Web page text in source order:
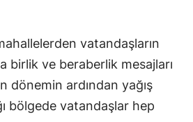
vatandaşların
birlik ve beraberlik mesajları
dönemin ardından yağış
bölgede vatandaşlar hep